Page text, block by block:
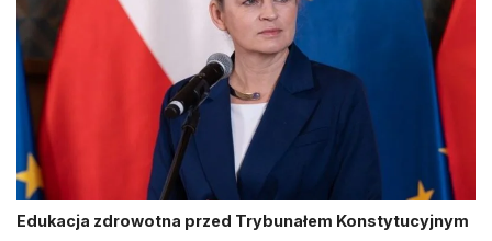
Edukacja zdrowotna przed Trybunałem Konstytucyjnym